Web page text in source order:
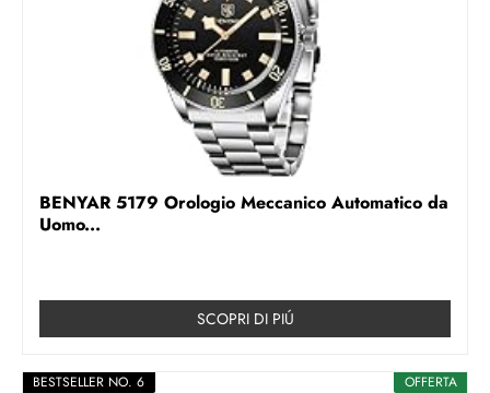
BENYAR 5179 Orologio Meccanico Automatico da
Uomo...
SCOPRI DI PIÚ
OFFERTA
BESTSELLER NO. 6